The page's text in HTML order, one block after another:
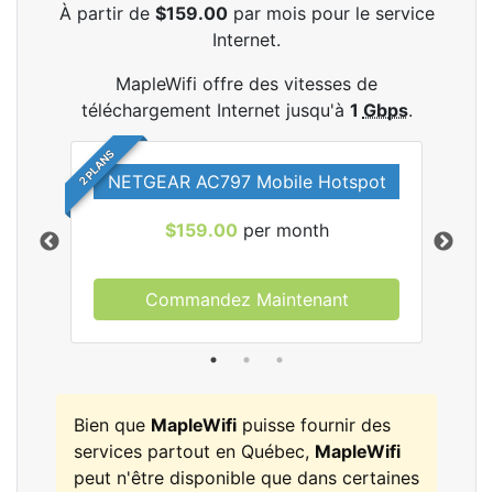
À partir de $159.00par mois pour le service
Internet.
MapleWifi offre des vitesses de
téléchargement Internet jusqu'à 1 Gbps.
2 PLANSNETGEAR AC797 Mobile Hotspot
$159.00 per month
Commandez Maintenant
Bien que MapleWifi puisse fournir des
services partout en Québec, MapleWifi
peut n'être disponible que dans certaines